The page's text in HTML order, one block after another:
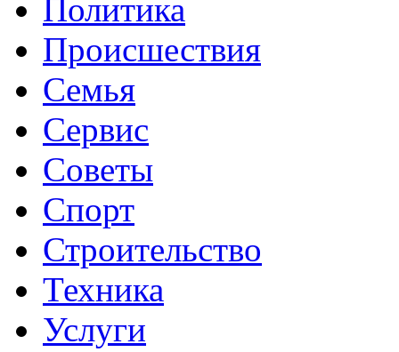
Политика
Происшествия
Семья
Сервис
Советы
Спорт
Строительство
Техника
Услуги